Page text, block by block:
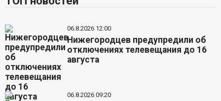
06.8.2026 12:00
Нижегородцев предупредили об
отключениях телевещания до 16
августа
06.8.2026 09:20